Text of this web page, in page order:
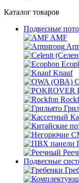
Каталог товаров
Подвесные
AMF
Knauf
Подвесные